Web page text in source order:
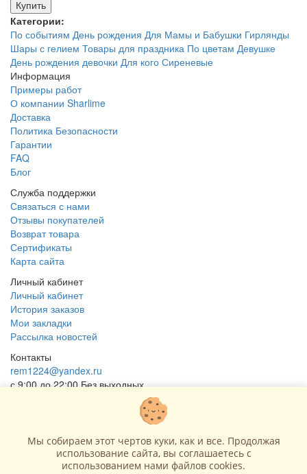
Купить
Категории:
По событиям День рождения Для Мамы и Бабушки Гирлянды
Шары с гелием Товары для праздника По цветам Девушке
День рождения девочки Для кого Сиреневые
Информация
Примеры работ
О компании Sharlime
Доставка
Политика Безопасности
Гарантии
FAQ
Блог
Служба поддержки
Связаться с нами
Отзывы покупателей
Возврат товара
Сертификаты
Карта сайта
Личный кабинет
Личный кабинет
История заказов
Мои закладки
Рассылка новостей
Контакты
rem1224@yandex.ru
с 9:00 до 22:00 Без выходных
Г. Москва ул. Коровинское шоссе 35 стр 2
(с) 2015 - 2026 “SharLime”, копирование контента запрещено и
Мы собираем этот чертов куки, как и все. Продолжая
использование сайта, вы соглашаетесь c
использованием нами файлов cookies.